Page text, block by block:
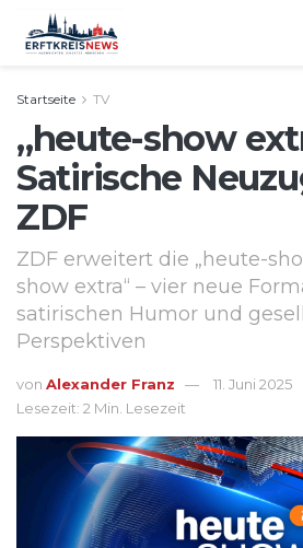
Startseite TV
„heute-show
Satirische
ZDF
ZDF erweitert die „heute-
show extra“ – vier neue
satirischen Humor und
Perspektiven
von Alexander Franz
11. Juni 2025
Lesezeit: 2 Min. Lesezeit